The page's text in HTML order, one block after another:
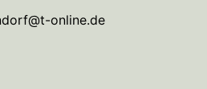
online.de